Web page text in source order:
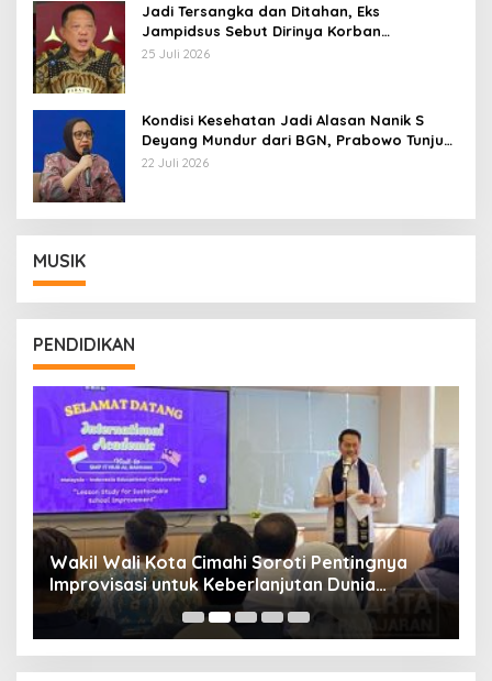
Jadi Tersangka dan Ditahan, Eks
Jampidsus Sebut Dirinya Korban
Kriminalisasi
25 Juli 2026
Kondisi Kesehatan Jadi Alasan Nanik S
Deyang Mundur dari BGN, Prabowo Tunjuk
Wamentan Sudaryono
22 Juli 2026
MUSIK
PENDIDIKAN
Wakil Wali Kota Cimahi Soroti Pentingnya
Improvisasi untuk Keberlanjutan Dunia
Pendidikan